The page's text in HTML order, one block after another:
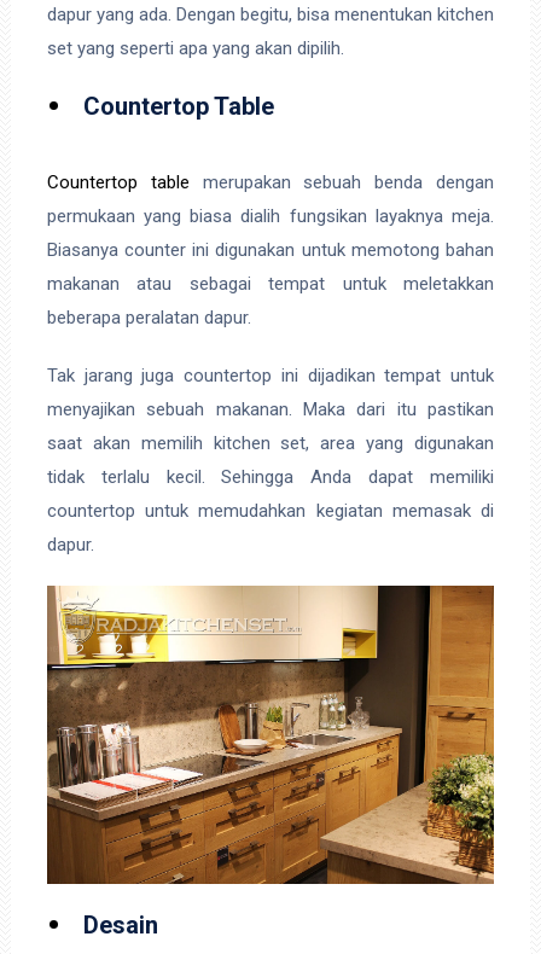
dapur yang ada. Dengan begitu, bisa menentukan kitchen
set yang seperti apa yang akan dipilih.
Countertop Table
Countertop table merupakan sebuah benda dengan
permukaan yang biasa dialih fungsikan layaknya meja.
Biasanya counter ini digunakan untuk memotong bahan
makanan atau sebagai tempat untuk meletakkan
beberapa peralatan dapur.
Tak jarang juga countertop ini dijadikan tempat untuk
menyajikan sebuah makanan. Maka dari itu pastikan
saat akan memilih kitchen set, area yang digunakan
tidak terlalu kecil. Sehingga Anda dapat memiliki
countertop untuk memudahkan kegiatan memasak di
dapur.
Desain